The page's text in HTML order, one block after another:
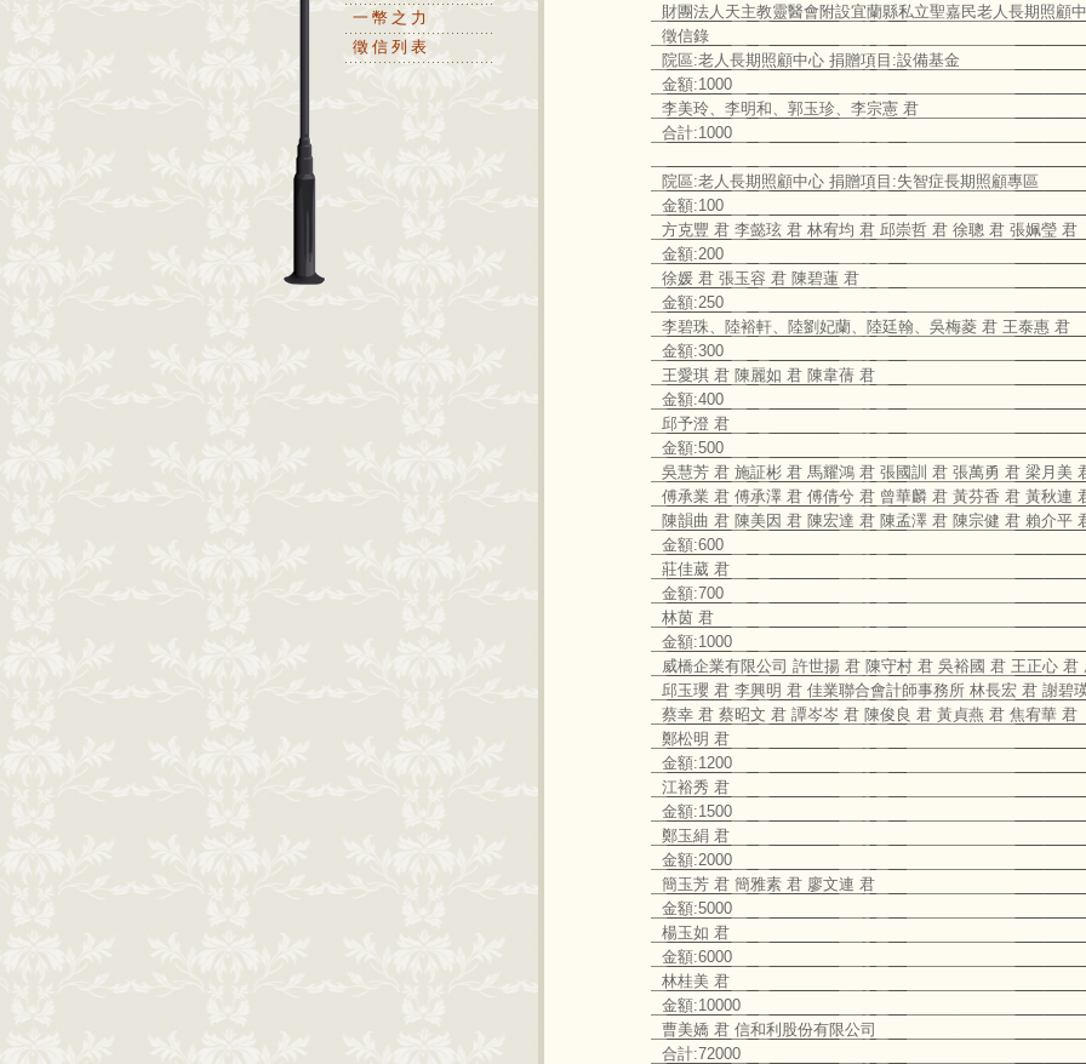
一幣之力
徵信列表
財團法人天主教靈醫會附設宜蘭縣私立聖嘉民老人長期照顧
徵信錄
院區:老人長期照顧中心 捐贈項目:設備基金
金額:1000
李美玲、李明和、郭玉珍、李宗憲 君
合計:1000
院區:老人長期照顧中心 捐贈項目:失智症長期照顧專區
金額:100
方克豐 君 李懿玹 君 林宥均 君 邱崇哲 君 徐聰 君 張姵瑩 君
金額:200
徐媛 君 張玉容 君 陳碧蓮 君
金額:250
李碧珠、陸裕軒、陸劉妃蘭、陸廷翰、吳梅菱 君 王泰惠 君
金額:300
王愛琪 君 陳麗如 君 陳韋蒨 君
金額:400
邱予澄 君
金額:500
吳慧芳 君 施証彬 君 馬耀鴻 君 張國訓 君 張萬勇 君 梁月美
傅承業 君 傅承澤 君 傅倩兮 君 曾華麟 君 黃芬香 君 黃秋連
陳韻曲 君 陳美因 君 陳宏達 君 陳孟澤 君 陳宗健 君 賴介平
金額:600
莊佳葳 君
金額:700
林茵 君
金額:1000
威橋企業有限公司 許世揚 君 陳守村 君 吳裕國 君 王正心 君
邱玉瓔 君 李興明 君 佳業聯合會計師事務所 林長宏 君 謝碧
蔡幸 君 蔡昭文 君 譚岑岑 君 陳俊良 君 黃貞燕 君 焦宥華 君
鄭松明 君
金額:1200
江裕秀 君
金額:1500
鄭玉絹 君
金額:2000
簡玉芳 君 簡雅素 君 廖文連 君
金額:5000
楊玉如 君
金額:6000
林桂美 君
金額:10000
曹美嬌 君 信和利股份有限公司
合計:72000